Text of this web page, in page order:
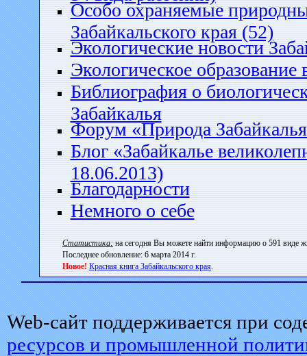
Особо охраняемые
Забайкальского края (52)
Экологические новости
Экологическое образование
Библиография о
Забайкалья
Форум «Природа
Блог «Забайкалье
18.06.2013)
Благодарности
Немного о себе
Статистика: на сегодня Вы можете найти информацию о 591 виде
Последнее обновление: 6 марта 2014 г.
Новое! Красная книга Забайкальского края.
Web-сайт поддерживается при
ресурсов и промышленной